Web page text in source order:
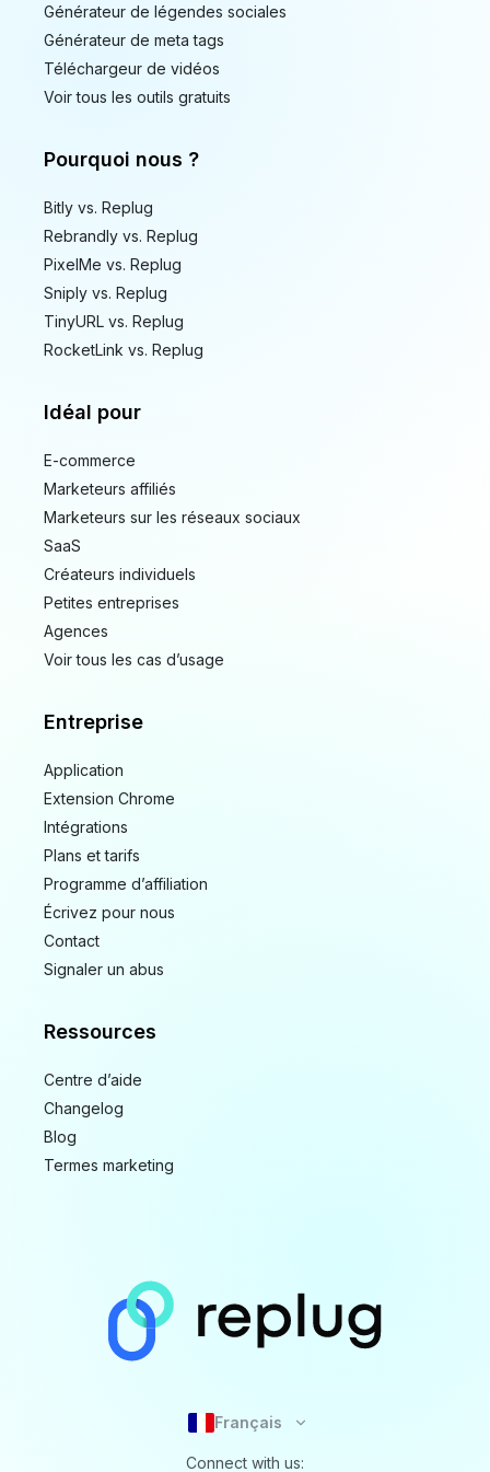
Générateur de légendes sociales
Générateur de meta tags
Téléchargeur de vidéos
Voir tous les outils gratuits
Pourquoi nous ?
Bitly vs. Replug
Rebrandly vs. Replug
PixelMe vs. Replug
Sniply vs. Replug
TinyURL vs. Replug
RocketLink vs. Replug
Idéal pour
E-commerce
Marketeurs affiliés
Marketeurs sur les réseaux sociaux
SaaS
Créateurs individuels
Petites entreprises
Agences
Voir tous les cas d’usage
Entreprise
Application
Extension Chrome
Intégrations
Plans et tarifs
Programme d’affiliation
Écrivez pour nous
Contact
Signaler un abus
Ressources
Centre d’aide
Changelog
Blog
Termes marketing
Français
Connect with us: